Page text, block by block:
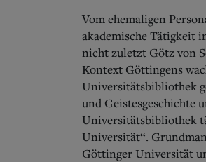
Vom ehemaligen
akademische Tätigkeit
nicht zuletzt Götz von
Kontext Göttingens
Universitätsbibliothek
und Geistesgeschichte
Universitätsbibliothek
Universität“.
Göttinger Universität